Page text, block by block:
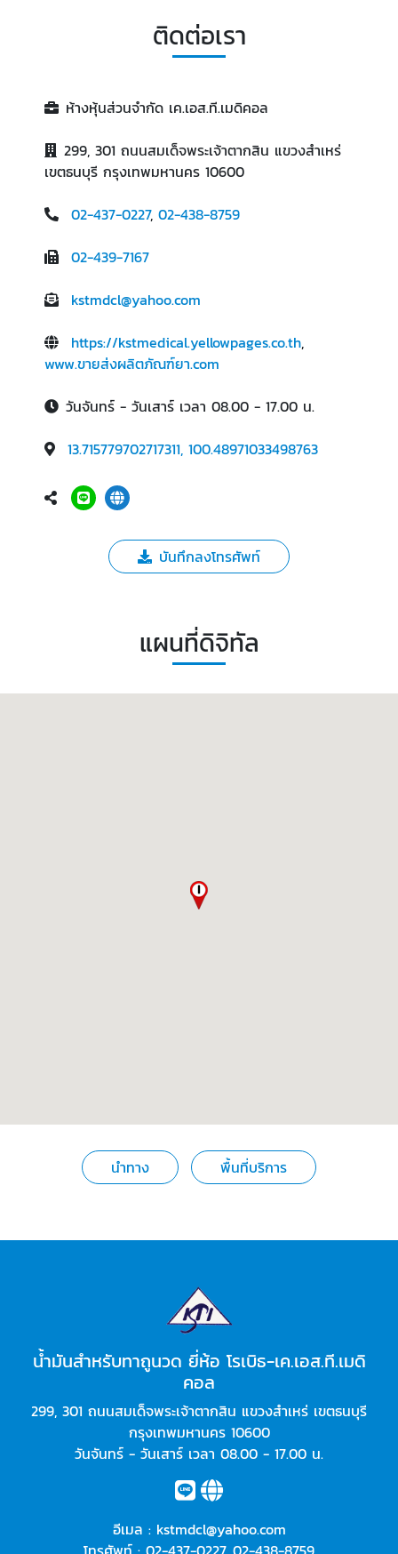
ติดต่อเรา
ห้างหุ้นส่วนจำกัด เค.เอส.ที.เมดิคอล
299, 301 ถนนสมเด็จพระเจ้าตากสิน แขวงสำเหร่
เขตธนบุรี กรุงเทพมหานคร 10600
02-437-0227, 02-438-8759
02-439-7167
kstmdcl@yahoo.com
https://kstmedical.yellowpages.co.th,
www.ขายส่งผลิตภัณฑ์ยา.com
วันจันทร์ - วันเสาร์ เวลา 08.00 - 17.00 น.
13.715779702717311, 100.48971033498763
บันทึกลงโทรศัพท์
แผนที่ดิจิทัล
นำทาง พื้นที่บริการ
น้ำมันสำหรับทาถูนวด ยี่ห้อ โรเบิธ-เค.เอส.ที.เมดิ
คอล
299, 301 ถนนสมเด็จพระเจ้าตากสิน แขวงสำเหร่ เขตธนบุรี
กรุงเทพมหานคร 10600
วันจันทร์ - วันเสาร์ เวลา 08.00 - 17.00 น.
อีเมล : kstmdcl@yahoo.com